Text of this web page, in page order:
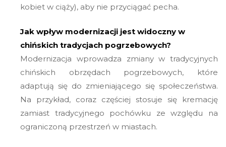
kobiet w ciąży), aby nie przyciągać pecha.
Jak wpływ modernizacji jest widoczny w
chińskich tradycjach pogrzebowych?
Modernizacja wprowadza zmiany w tradycyjnych
chińskich obrzędach pogrzebowych, które
adaptują się do zmieniającego się społeczeństwa.
Na przykład, coraz częściej stosuje się kremację
zamiast tradycyjnego pochówku ze względu na
ograniczoną przestrzeń w miastach.